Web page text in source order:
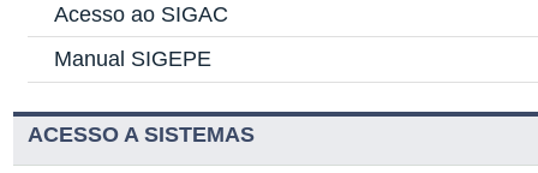
Acesso ao SIGAC
Manual SIGEPE
ACESSO A SISTEMAS